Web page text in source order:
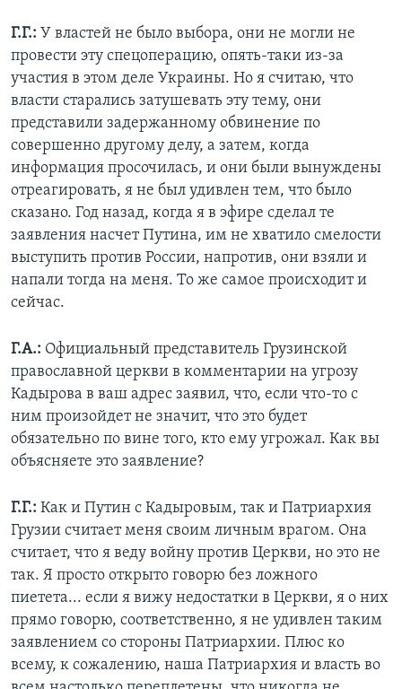
Г.Г.: У властей не было выбора, они не могли не
провести эту спецоперацию, опять-таки из-за
участия в этом деле Украины. Но я считаю, что
власти старались затушевать эту тему, они
представили задержанному обвинение по
совершенно другому делу, а затем, когда
информация просочилась, и они были вынуждены
отреагировать, я не был удивлен тем, что было
сказано. Год назад, когда я в эфире сделал те
заявления насчет Путина, им не хватило смелости
выступить против России, напротив, они взяли и
напали тогда на меня. То же самое происходит и
сейчас.
Г.А.: Официальный представитель Грузинской
православной церкви в комментарии на угрозу
Кадырова в ваш адрес заявил, что, если что-то с
ним произойдет не значит, что это будет
обязательно по вине того, кто ему угрожал. Как вы
объясняете это заявление?
Г.Г.: Как и Путин с Кадыровым, так и Патриархия
Грузии считает меня своим личным врагом. Она
считает, что я веду войну против Церкви, но это не
так. Я просто открыто говорю без ложного
пиетета... если я вижу недостатки в Церкви, я о них
прямо говорю, соответственно, я не удивлен таким
заявлением со стороны Патриархии. Плюс ко
всему, к сожалению, наша Патриархия и власть во